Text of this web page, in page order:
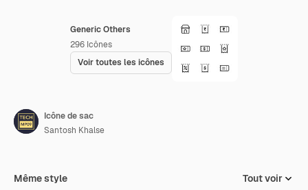
Generic Others
296 Icônes
Voir toutes les icônes
Icône de sac
Santosh Khalse
Même style Tout voir